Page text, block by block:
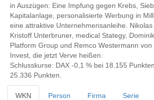
in Auszügen: Eine Impfung gegen Krebs,
Kapitalanlage, personalisierte Werbung in
eine attraktive Unternehmensanleihe. Nikolas
Kristoff Unterbruner, medical Stategy,
Platform Group und Remco Westermann
Invest, die jetzt Verve heißen.
Schlusskurse: DAX -0,1 % bei 18.155
25.336 Punkten.
WKN Person Firma Serie